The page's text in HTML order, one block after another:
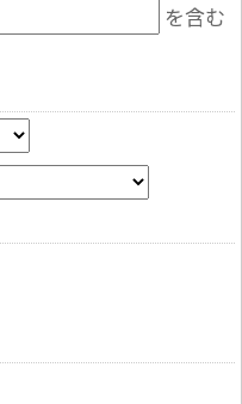
を含む